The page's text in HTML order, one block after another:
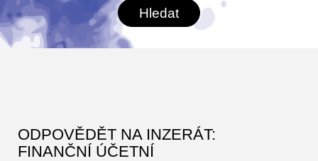
ODPOVĚDĚT NA INZERÁT:
FINANČNÍ ÚČETNÍ